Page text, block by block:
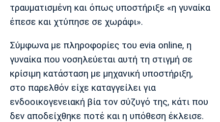
Μπορούσια
Ντόρτμουντ
Παρί Σεν
Ζερμέν
Μαρσέιγ
τραυματισμένη και όπως υποστήριξε «η γυναίκα
έπεσε και χτύπησε σε χωράφι».
Σύμφωνα με πληροφορίες του evia online, η
γυναίκα που νοσηλεύεται αυτή τη στιγμή σε
κρίσιμη κατάσταση με μηχανική υποστήριξη,
στο παρελθόν είχε καταγγείλει για
ενδοοικογενειακή βία τον σύζυγό της, κάτι που
δεν αποδείχθηκε ποτέ και η υπόθεση έκλεισε.